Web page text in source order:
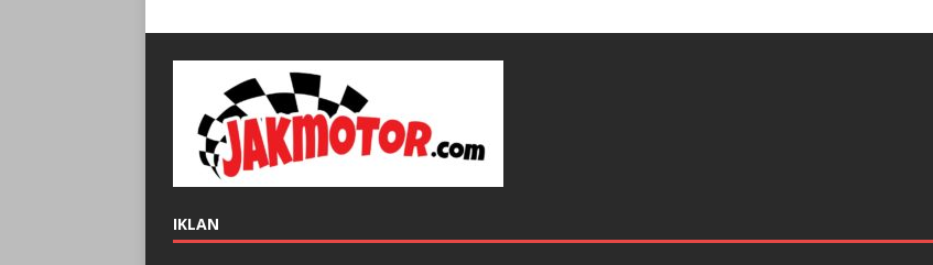
IKLAN